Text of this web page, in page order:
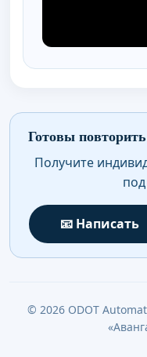
Готовы
Получите
📧 Написать
© 2026 ODOT